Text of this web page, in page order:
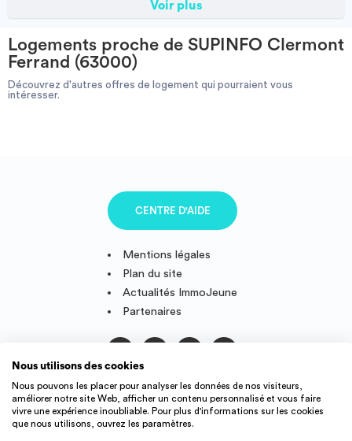
Villes
Investir
Découvrez nos milliers d’offres de locations proches de
locations par particuliers, par agences et colocations.
Vous avez tous les choix.
Vous pouvez faire votre recherche en fonction du type de bien à louer,
de la surface, et/ou de la distance des logements proposés par
Bonne recherche et bon emménagement.
Voir plus
Logements proche de SUPINFO Clermont
Ferrand (63000)
Découvrez d'autres offres de logement qui pourraient vous
intéresser.
Mentions légales
Plan du site
Actualités ImmoJeune
Partenaires
CENTRE D'AIDE
Suivez-nous
Nous utilisons des cookies
Nous pouvons les placer pour analyser les données de nos visiteurs,
améliorer notre site Web, afficher un contenu personnalisé et vous faire
vivre une expérience inoubliable. Pour plus d'informations sur les cookies
que nous utilisons, ouvrez les paramètres.